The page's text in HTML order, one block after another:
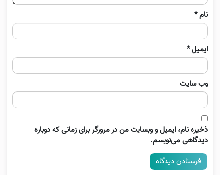
نام*
ایمیل*
وب‌ سایت
ذخیره نام، ایمیل و وبسایت من در مرورگر برای زمانی که دوباره
دیدگاهی می‌نویسم.